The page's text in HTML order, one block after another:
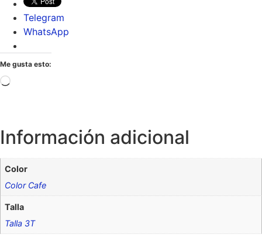
Telegram
WhatsApp
Me gusta esto:
Información adicional
Color
Color Cafe
Talla
Talla 3T